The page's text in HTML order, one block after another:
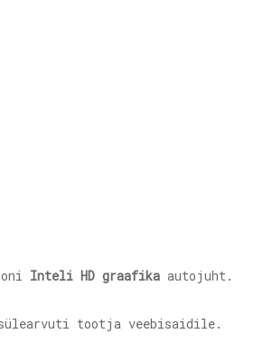
Inteli HD graafika autojuht.
tootja veebisaidile.